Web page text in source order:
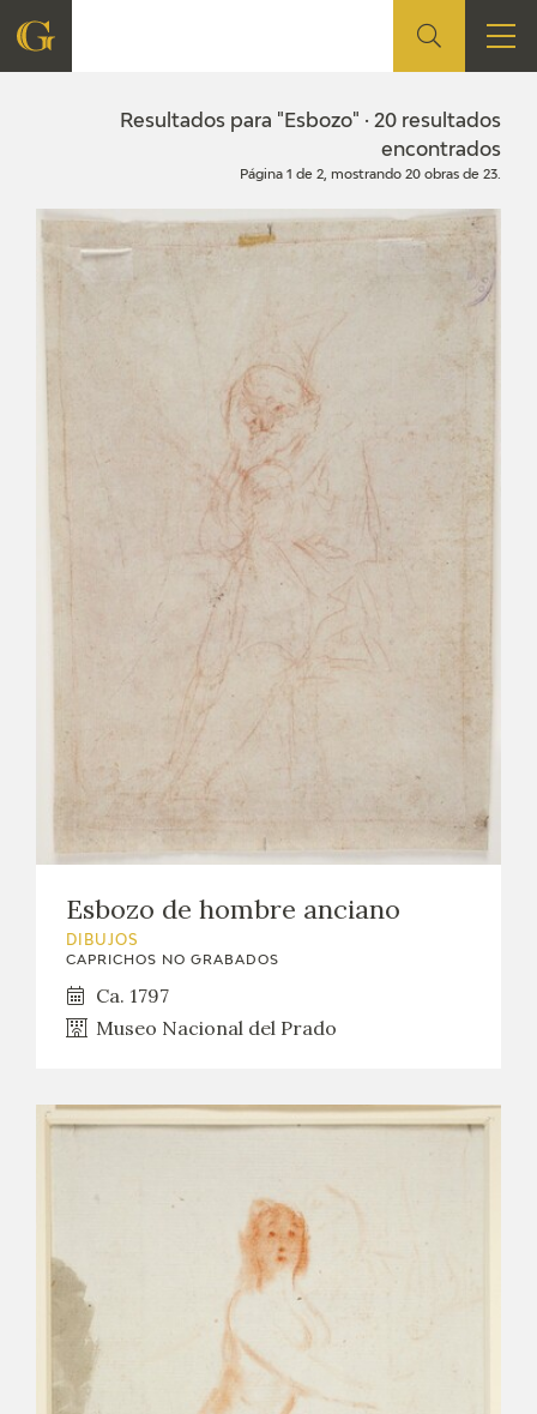
FUNDACIÓN
CENTRO DE INVESTIGACIÓN Y DOCUMENTACIÓN
SALA DE PRENSA
BLOG CUADERNO ITALIANO
FRANCISCO DE GOYA
BIOGRAFÍA
CRONOLOGÍA
CATÁLOGO
PREMIO ARAGÓN GOYA
Resultados para "Esbozo" · 20 resultados
encontrados
Página 1 de 2, mostrando 20 obras de 23.
Esbozo de hombre anciano
DIBUJOS
CAPRICHOS NO GRABADOS
Ca. 1797
Museo Nacional del Prado